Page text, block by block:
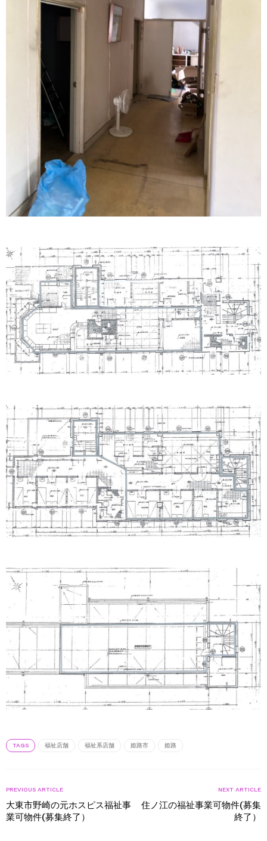
TAGS 福祉店舗 福祉系店舗 姫路市 姫路
PREVIOUS ARTICLE
大東市野崎の元ホスピス福祉事
業可物件(募集終了）
NEXT ARTICLE
住ノ江の福祉事業可物件(募集
終了）